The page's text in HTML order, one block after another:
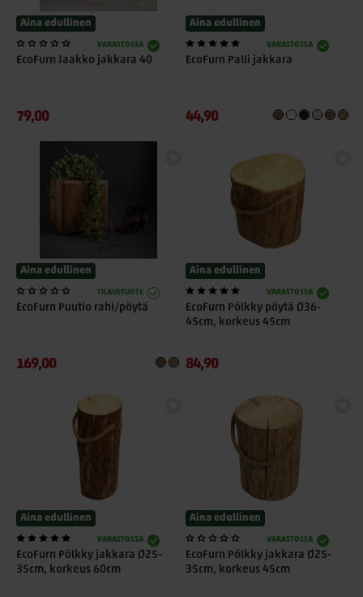
Aina edullinen
VARASTOSSA
EcoFurn Jaakko jakkara 40
79,00
Aina edullinen
VARASTOSSA
EcoFurn Palli jakkara
44,90
Aina edullinen
TILAUSTUOTE
EcoFurn Puutio rahi/pöytä
169,00
Aina edullinen
VARASTOSSA
EcoFurn Pölkky pöytä Ø36-
45cm, korkeus 45cm
84,90
Aina edullinen
VARASTOSSA
EcoFurn Pölkky jakkara Ø25-
35cm, korkeus 60cm
Aina edullinen
VARASTOSSA
EcoFurn Pölkky jakkara Ø25-
35cm, korkeus 45cm